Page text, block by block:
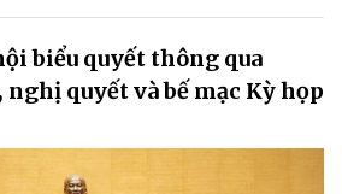
biểu quyết thông qua
quyết và bế mạc Kỳ họp